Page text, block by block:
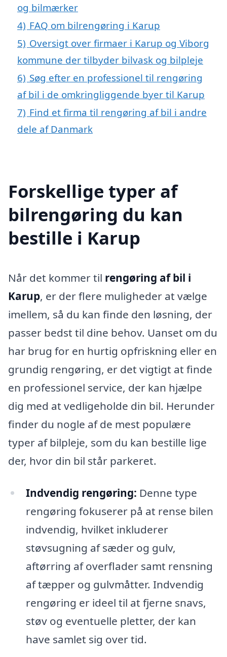
og bilmærker
4) FAQ om bilrengøring i Karup
5) Oversigt over firmaer i Karup og Viborg
kommune der tilbyder bilvask og bilpleje
6) Søg efter en professionel til rengøring
af bil i de omkringliggende byer til Karup
7) Find et firma til rengøring af bil i andre
dele af Danmark
Forskellige typer af
bilrengøring du kan
bestille i Karup
Når det kommer til rengøring af bil i
Karup, er der flere muligheder at vælge
imellem, så du kan finde den løsning, der
passer bedst til dine behov. Uanset om du
har brug for en hurtig opfriskning eller en
grundig rengøring, er det vigtigt at finde
en professionel service, der kan hjælpe
dig med at vedligeholde din bil. Herunder
finder du nogle af de mest populære
typer af bilpleje, som du kan bestille lige
der, hvor din bil står parkeret.
Indvendig rengøring: Denne type
rengøring fokuserer på at rense bilen
indvendig, hvilket inkluderer
støvsugning af sæder og gulv,
aftørring af overflader samt rensning
af tæpper og gulvmåtter. Indvendig
rengøring er ideel til at fjerne snavs,
støv og eventuelle pletter, der kan
have samlet sig over tid.